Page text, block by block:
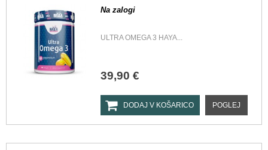
Na zalogi
ULTRA OMEGA 3 HAYA...
39,90 €
DODAJ V KOŠARICO POGLEJ